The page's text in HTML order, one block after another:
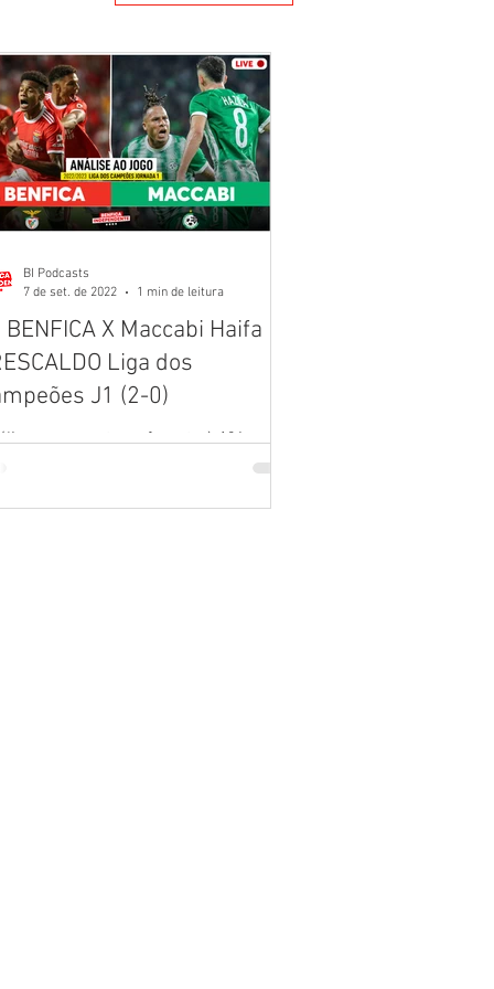
X Maccabi Haifa 🟩
Liga dos
J1 (2-0)
ao encontro referente à 1ª jornada
Campeões entre o Benfica e o
BI Podcasts
7 de set. de 2022
1 min de leitura